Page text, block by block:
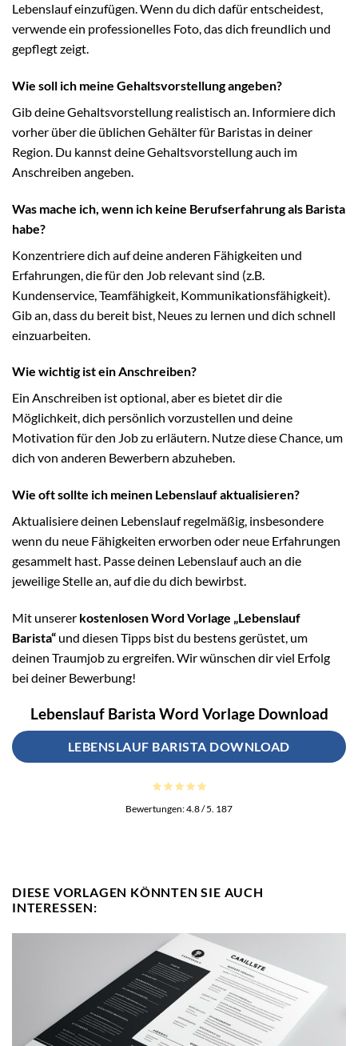
Lebenslauf einzufügen. Wenn du dich dafür entscheidest,
verwende ein professionelles Foto, das dich freundlich und
gepflegt zeigt.
Wie soll ich meine Gehaltsvorstellung angeben?
Gib deine Gehaltsvorstellung realistisch an. Informiere dich
vorher über die üblichen Gehälter für Baristas in deiner
Region. Du kannst deine Gehaltsvorstellung auch im
Anschreiben angeben.
Was mache ich, wenn ich keine Berufserfahrung als Barista
habe?
Konzentriere dich auf deine anderen Fähigkeiten und
Erfahrungen, die für den Job relevant sind (z.B.
Kundenservice, Teamfähigkeit, Kommunikationsfähigkeit).
Gib an, dass du bereit bist, Neues zu lernen und dich schnell
einzuarbeiten.
Wie wichtig ist ein Anschreiben?
Ein Anschreiben ist optional, aber es bietet dir die
Möglichkeit, dich persönlich vorzustellen und deine
Motivation für den Job zu erläutern. Nutze diese Chance, um
dich von anderen Bewerbern abzuheben.
Wie oft sollte ich meinen Lebenslauf aktualisieren?
Aktualisiere deinen Lebenslauf regelmäßig, insbesondere
wenn du neue Fähigkeiten erworben oder neue Erfahrungen
gesammelt hast. Passe deinen Lebenslauf auch an die
jeweilige Stelle an, auf die du dich bewirbst.
Mit unserer kostenlosen Word Vorlage „Lebenslauf
Barista“ und diesen Tipps bist du bestens gerüstet, um
deinen Traumjob zu ergreifen. Wir wünschen dir viel Erfolg
bei deiner Bewerbung!
Lebenslauf Barista Word Vorlage Download
LEBENSLAUF BARISTA DOWNLOAD
Bewertungen:4.8/ 5. 187
DIESE VORLAGEN KÖNNTEN SIE AUCH
INTERESSEN: